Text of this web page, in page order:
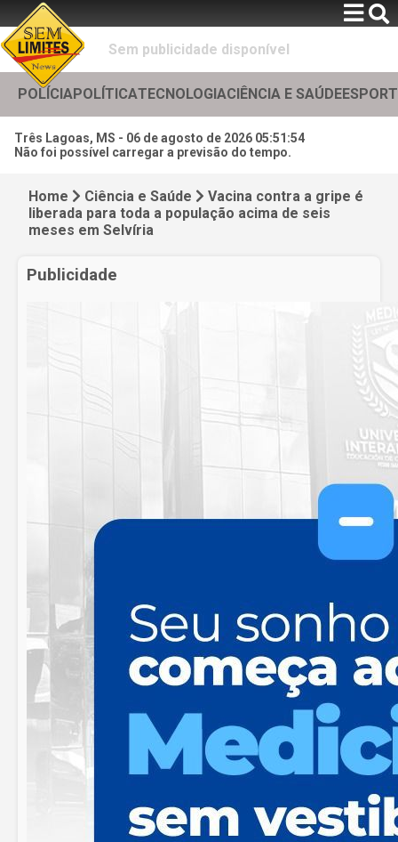
Sem publicidade disponível
POLÍCIAPOLÍTICATECNOLOGIACIÊNCIA E SAÚDE
Três Lagoas, MS - 06 de agosto de 2026 05:51:56
Não foi possível carregar a previsão do tempo.
Home Ciência e Saúde
Vacina contra a gripe é
liberada para toda a população acima de seis
meses em Selvíria
Publicidade